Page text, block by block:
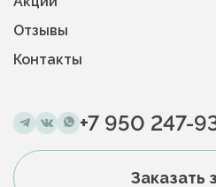
Отзывы
Контакты
+7 950 247-
Заказать